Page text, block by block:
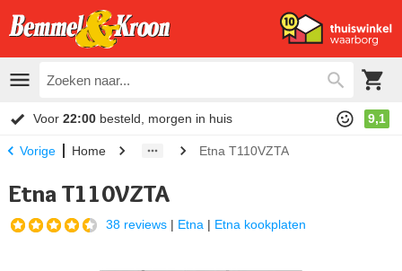
Voor 22:00 besteld, morgen in huis 9,1
Vorige Home Etna T110VZTA
Etna T110VZTA
38 reviews | Etna | Etna kookplaten